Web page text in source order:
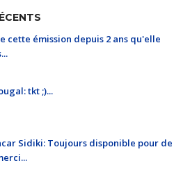
cette émission depuis 2 ans qu'elle
tkt ;)...
Sidiki: Toujours disponible pour de